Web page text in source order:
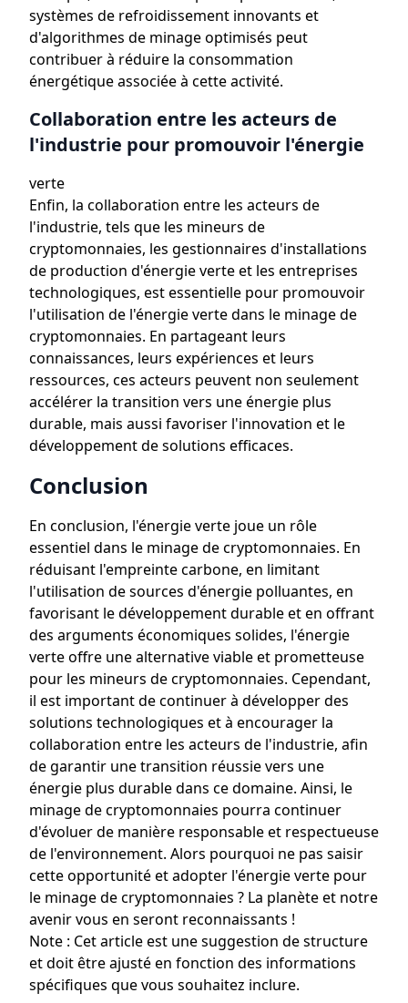
systèmes de refroidissement innovants et
d'algorithmes de minage optimisés peut
contribuer à réduire la consommation
énergétique associée à cette activité.
Collaboration entre les acteurs de
l'industrie pour promouvoir l'énergie
verte
Enfin, la collaboration entre les acteurs de
l'industrie, tels que les mineurs de
cryptomonnaies, les gestionnaires d'installations
de production d'énergie verte et les entreprises
technologiques, est essentielle pour promouvoir
l'utilisation de l'énergie verte dans le minage de
cryptomonnaies. En partageant leurs
connaissances, leurs expériences et leurs
ressources, ces acteurs peuvent non seulement
accélérer la transition vers une énergie plus
durable, mais aussi favoriser l'innovation et le
développement de solutions efficaces.
Conclusion
En conclusion, l'énergie verte joue un rôle
essentiel dans le minage de cryptomonnaies. En
réduisant l'empreinte carbone, en limitant
l'utilisation de sources d'énergie polluantes, en
favorisant le développement durable et en offrant
des arguments économiques solides, l'énergie
verte offre une alternative viable et prometteuse
pour les mineurs de cryptomonnaies. Cependant,
il est important de continuer à développer des
solutions technologiques et à encourager la
collaboration entre les acteurs de l'industrie, afin
de garantir une transition réussie vers une
énergie plus durable dans ce domaine. Ainsi, le
minage de cryptomonnaies pourra continuer
d'évoluer de manière responsable et respectueuse
de l'environnement. Alors pourquoi ne pas saisir
cette opportunité et adopter l'énergie verte pour
le minage de cryptomonnaies ? La planète et notre
avenir vous en seront reconnaissants !
Note : Cet article est une suggestion de structure
et doit être ajusté en fonction des informations
spécifiques que vous souhaitez inclure.